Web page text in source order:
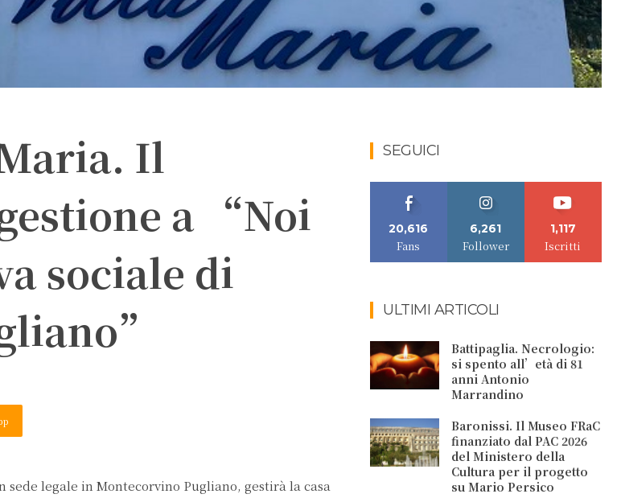
Il
a “Noi
sociale di
sede legale in Montecorvino Pugliano, gestirà la casa
SEGUICI
20,616
Fans
6,261
Follower
1,117
Iscritti
ULTIMI ARTICOLI
Battipaglia. Necrologio:
si spento all’età di 81
anni Antonio
Marrandino
Baronissi. Il Museo FRaC
finanziato dal PAC 2026
del Ministero della
Cultura per il progetto
su Mario Persico